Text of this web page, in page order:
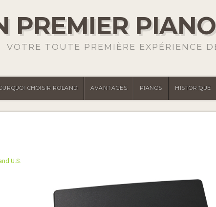
PREMIER
VOTRE TOUTE PREMIÈRE EXPÉRIENCE
CHOISIR ROLAND AVANTAGES PIANOS HISTORIQUE
U.S.